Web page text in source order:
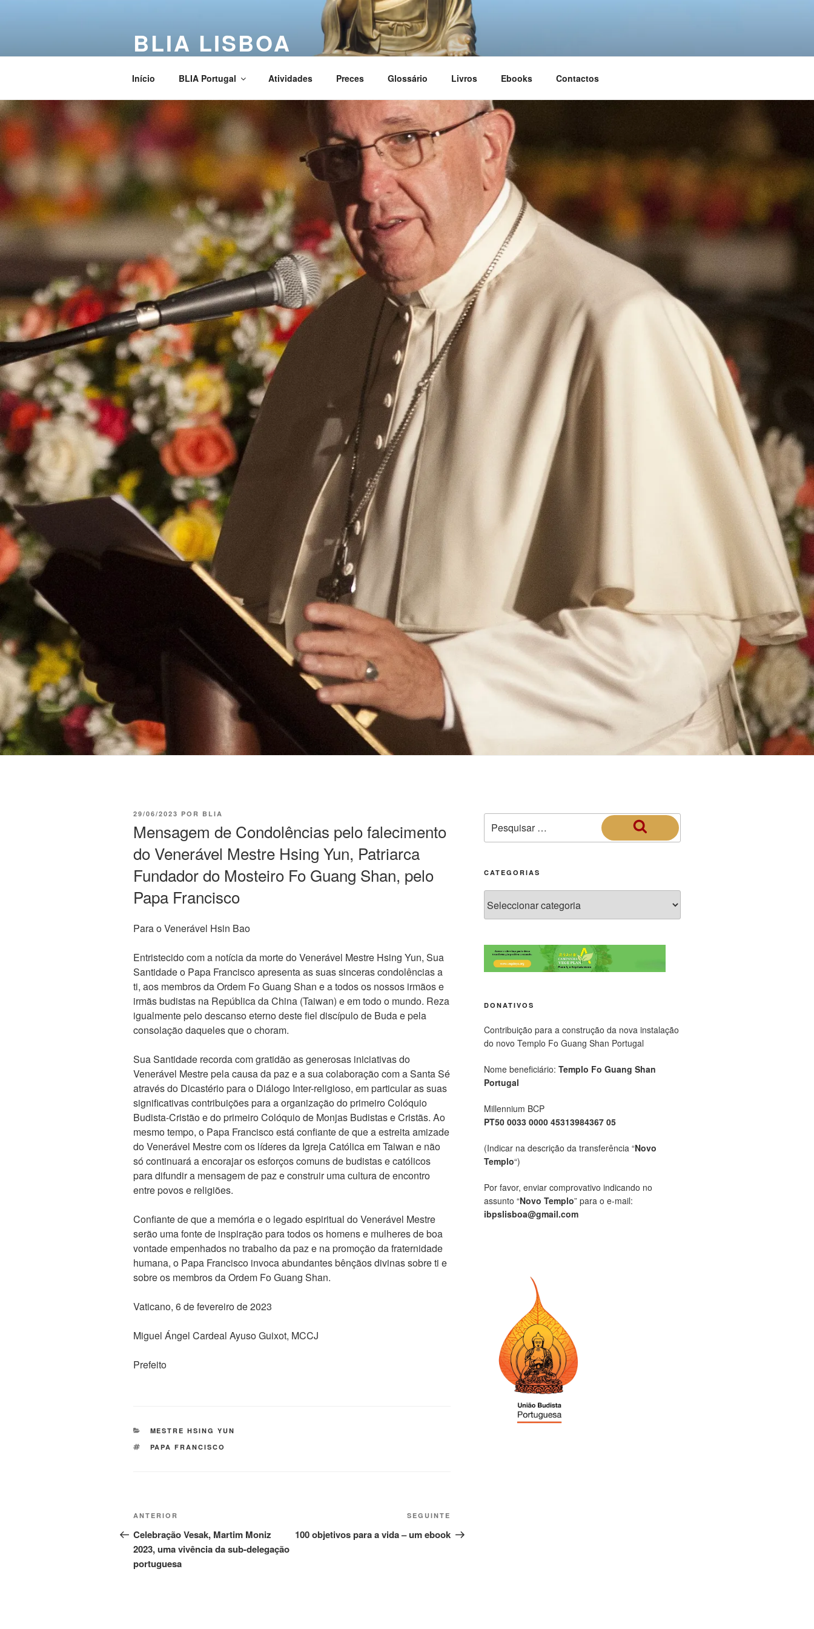
BLIA LISBOA
Início BLIA Portugal Atividades Preces Glossário Livros Ebooks Contactos
29/06/2023 POR BLIA
Mensagem de Condolências pelo falecimento
do Venerável Mestre Hsing Yun, Patriarca
Fundador do Mosteiro Fo Guang Shan, pelo
Papa Francisco
Para o Venerável Hsin Bao
Entristecido com a notícia da morte do Venerável Mestre Hsing Yun, Sua
Santidade o Papa Francisco apresenta as suas sinceras condolências a
ti, aos membros da Ordem Fo Guang Shan e a todos os nossos irmãos e
irmãs budistas na República da China (Taiwan) e em todo o mundo. Reza
igualmente pelo descanso eterno deste fiel discípulo de Buda e pela
consolação daqueles que o choram.
Sua Santidade recorda com gratidão as generosas iniciativas do
Venerável Mestre pela causa da paz e a sua colaboração com a Santa Sé
através do Dicastério para o Diálogo Inter-religioso, em particular as suas
significativas contribuições para a organização do primeiro Colóquio
Budista-Cristão e do primeiro Colóquio de Monjas Budistas e Cristãs. Ao
mesmo tempo, o Papa Francisco está confiante de que a estreita amizade
do Venerável Mestre com os líderes da Igreja Católica em Taiwan e não
só continuará a encorajar os esforços comuns de budistas e católicos
para difundir a mensagem de paz e construir uma cultura de encontro
entre povos e religiões.
Confiante de que a memória e o legado espiritual do Venerável Mestre
serão uma fonte de inspiração para todos os homens e mulheres de boa
vontade empenhados no trabalho da paz e na promoção da fraternidade
humana, o Papa Francisco invoca abundantes bênçãos divinas sobre ti e
sobre os membros da Ordem Fo Guang Shan.
Vaticano, 6 de fevereiro de 2023
Miguel Ángel Cardeal Ayuso Guixot, MCCJ
Prefeito
MESTRE HSING YUN
PAPA FRANCISCO
ANTERIOR
Celebração Vesak, Martim Moniz
2023, uma vivência da sub-delegação
portuguesa
SEGUINTE
100 objetivos para a vida – um ebook
CATEGORIAS
DONATIVOS
Contribuição para a construção da nova instalação
do novo Templo Fo Guang Shan Portugal
Nome beneficiário: Templo Fo Guang Shan
Portugal
Millennium BCP
PT50 0033 0000 45313984367 05
(Indicar na descrição da transferência “Novo
Templo“)
Por favor, enviar comprovativo indicando no
assunto “Novo Templo” para o e-mail:
ibpslisboa@gmail.com